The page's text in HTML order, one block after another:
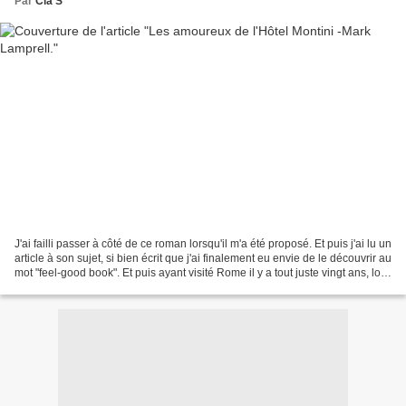
J'ai failli passer à côté de ce roman lorsqu'il m'a été proposé. Et puis j'ai lu un
article à son sujet, si bien écrit que j'ai finalement eu envie de le découvrir au
mot "feel-good book". Et puis ayant visité Rome il y a tout juste vingt ans, lors